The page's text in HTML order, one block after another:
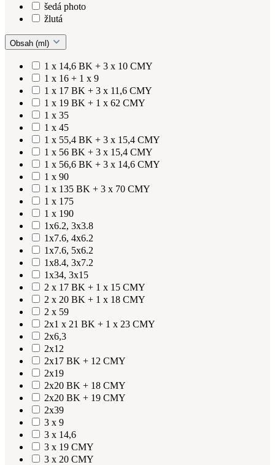
šedá photo
žlutá
Obsah (ml)
1 x 14,6 BK + 3 x 10 CMY
1 x 16 + 1 x 9
1 x 17 BK + 3 x 11,6 CMY
1 x 19 BK + 1 x 62 CMY
1 x 35
1 x 45
1 x 55,4 BK + 3 x 15,4 CMY
1 x 56 BK + 3 x 15,4 CMY
1 x 56,6 BK + 3 x 14,6 CMY
1 x 90
1 x 135 BK + 3 x 70 CMY
1 x 175
1 x 190
1x6.2, 3x3.8
1x7.6, 4x6.2
1x7.6, 5x6.2
1x8.4, 3x7.2
1x34, 3x15
2 x 17 BK + 1 x 15 CMY
2 x 20 BK + 1 x 18 CMY
2 x 59
2x1 x 21 BK + 1 x 23 CMY
2x6,3
2x12
2x17 BK + 12 CMY
2x19
2x20 BK + 18 CMY
2x20 BK + 19 CMY
2x39
3 x 9
3 x 14,6
3 x 19 CMY
3 x 20 CMY